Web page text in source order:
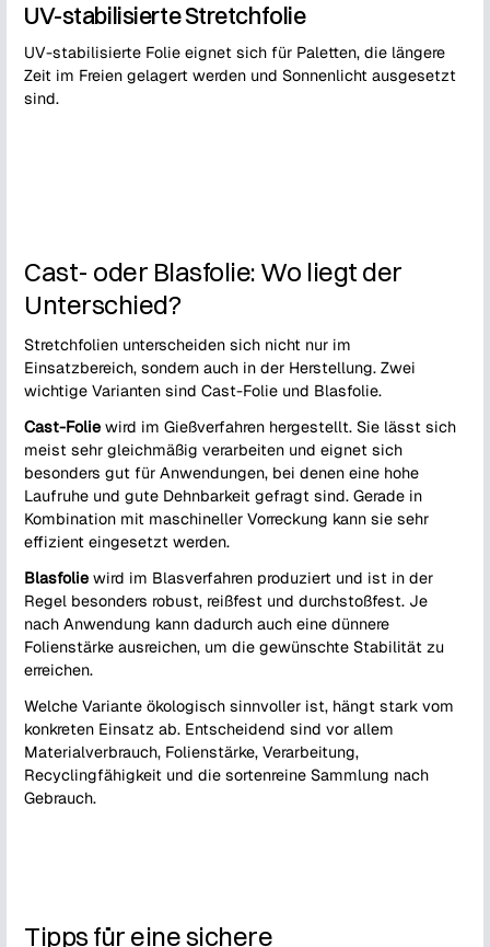
UV-stabilisierte Stretchfolie
UV-stabilisierte Folie eignet sich für Paletten, die längere
Zeit im Freien gelagert werden und Sonnenlicht ausgesetzt
sind.
Cast- oder Blasfolie: Wo liegt der
Unterschied?
Stretchfolien unterscheiden sich nicht nur im
Einsatzbereich, sondern auch in der Herstellung. Zwei
wichtige Varianten sind Cast-Folie und Blasfolie.
Cast-Folie wird im Gießverfahren hergestellt. Sie lässt sich
meist sehr gleichmäßig verarbeiten und eignet sich
besonders gut für Anwendungen, bei denen eine hohe
Laufruhe und gute Dehnbarkeit gefragt sind. Gerade in
Kombination mit maschineller Vorreckung kann sie sehr
effizient eingesetzt werden.
Blasfolie wird im Blasverfahren produziert und ist in der
Regel besonders robust, reißfest und durchstoßfest. Je
nach Anwendung kann dadurch auch eine dünnere
Folienstärke ausreichen, um die gewünschte Stabilität zu
erreichen.
Welche Variante ökologisch sinnvoller ist, hängt stark vom
konkreten Einsatz ab. Entscheidend sind vor allem
Materialverbrauch, Folienstärke, Verarbeitung,
Recyclingfähigkeit und die sortenreine Sammlung nach
Gebrauch.
Tipps für eine sichere